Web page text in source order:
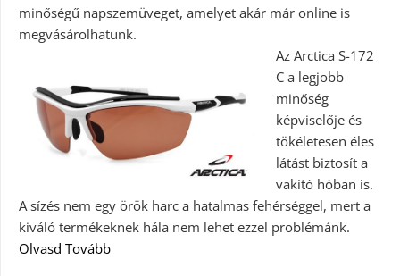
minőségű napszemüveget, amelyet akár már online is
megvásárolhatunk.
Az Arctica S-172
C a legjobb
minőség
képviselője és
tökéletesen éles
látást biztosít a
vakító hóban is.
A sízés nem egy örök harc a hatalmas fehérséggel, mert a
kiváló termékeknek hála nem lehet ezzel problémánk.
Olvasd Tovább